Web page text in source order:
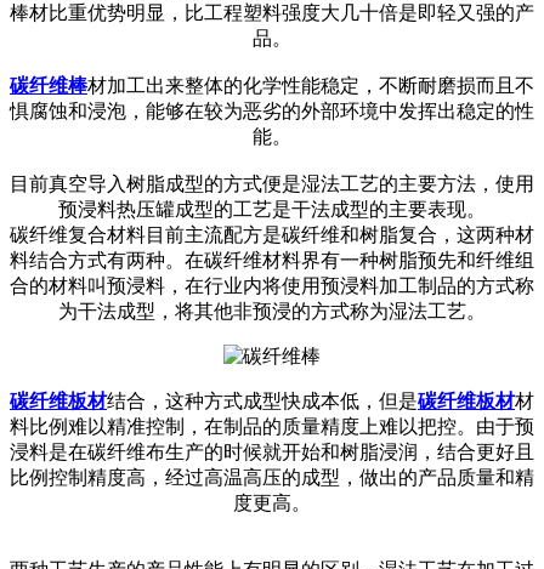
棒材比重优势明显，比工程塑料强度大几十倍是即轻又强的产
品。
碳纤维棒材加工出来整体的化学性能稳定，不断耐磨损而且不
惧腐蚀和浸泡，能够在较为恶劣的外部环境中发挥出稳定的性
能。
目前真空导入树脂成型的方式便是湿法工艺的主要方法，使用
预浸料热压罐成型的工艺是干法成型的主要表现。
碳纤维复合材料目前主流配方是碳纤维和树脂复合，这两种材
料结合方式有两种。在碳纤维材料界有一种树脂预先和纤维组
合的材料叫预浸料，在行业内将使用预浸料加工制品的方式称
为干法成型，将其他非预浸的方式称为湿法工艺。
碳纤维板材结合，这种方式成型快成本低，但是碳纤维板材材
料比例难以精准控制，在制品的质量精度上难以把控。由于预
浸料是在碳纤维布生产的时候就开始和树脂浸润，结合更好且
比例控制精度高，经过高温高压的成型，做出的产品质量和精
度更高。